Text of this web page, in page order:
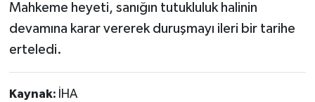
Mahkeme heyeti, sanığın tutukluluk halinin
devamına karar vererek duruşmayı ileri bir tarihe
erteledi.
Kaynak: İHA